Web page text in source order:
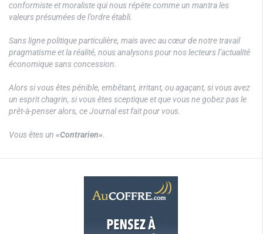
conformiste et moraliste qui nous répète comme un mantra les
valeurs présumées de l’ordre établi.
Sans ligne politique particulière, mais avec au cœur de notre travail
pragmatisme et la réalité, nous analysons pour nos lecteurs l’actualité
économique sans concession.
Alors si vous êtes pénible, embêtant, irritant, ou agaçant, si vous avez
un esprit chagrin, si vous êtes sceptique et que vous ne gobez pas le
prêt-à-penser alors, ce Journal est fait pour vous.
Vous êtes un «Contrarien».